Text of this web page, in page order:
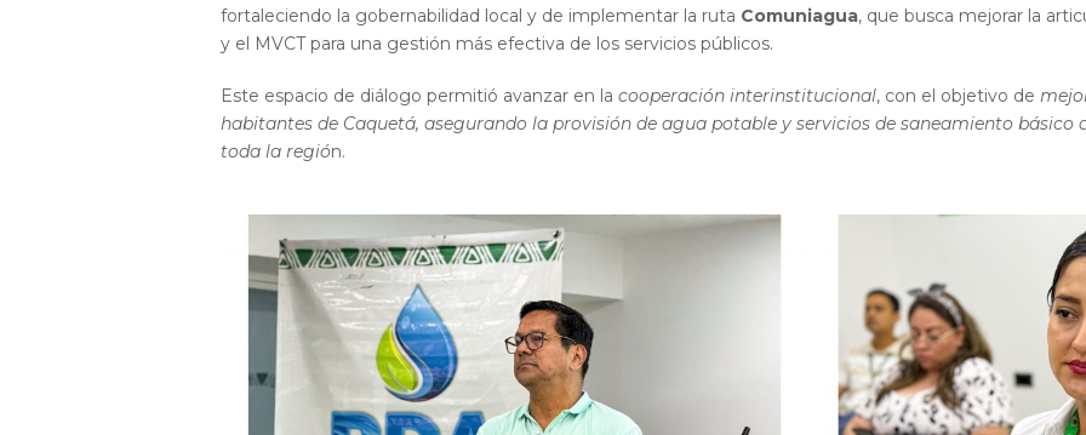
fortaleciendo la gobernabilidad local y de implementar la ruta Comuniagua, que busca mejorar la
y el MVCT para una gestión más efectiva de los servicios públicos.
Este espacio de diálogo permitió avanzar en la cooperación interinstitucional, con el objetivo de
habitantes de Caquetá, asegurando la provisión de agua potable y servicios de saneamiento básico
toda la región.